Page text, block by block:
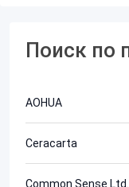
Поиск по
AOHUA
Ceracarta
Common Sense Ltd.